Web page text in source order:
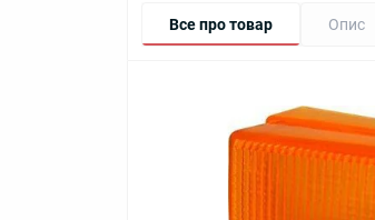
Все про товар Опис